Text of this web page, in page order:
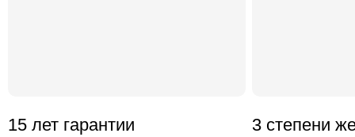
15 лет гарантии 3 степени